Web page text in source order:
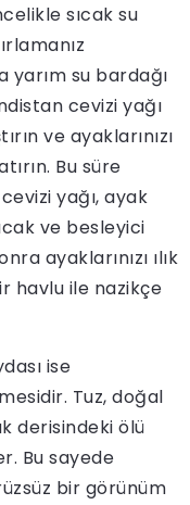
sıcak su
yarım su bardağı
cevizi yağı
ve ayaklarınızı
Bu süre
yağı, ayak
ve besleyici
ayaklarınızı ılık
havlu ile nazikçe
ise
Tuz, doğal
derisindeki ölü
Bu sayede
bir görünüm